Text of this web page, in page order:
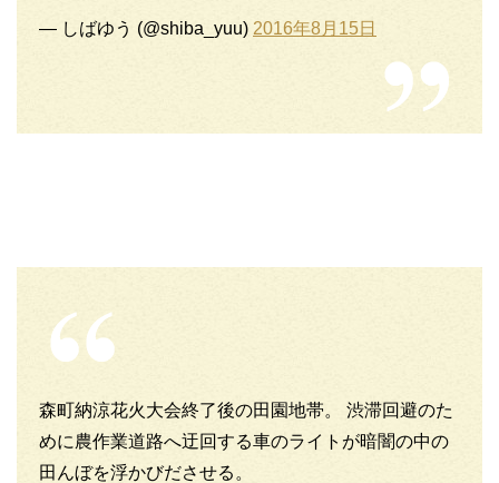
— しばゆう (@shiba_yuu) 2016年8月15日
森町納涼花火大会終了後の田園地帯。 渋滞回避のた
めに農作業道路へ迂回する車のライトが暗闇の中の
田んぼを浮かびださせる。